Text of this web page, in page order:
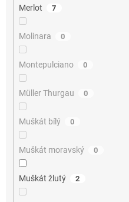
Merlot 7
Molinara 0
Montepulciano 0
Müller Thurgau 0
Muškát bílý 0
Muškát moravský 0
Muškát žlutý 2